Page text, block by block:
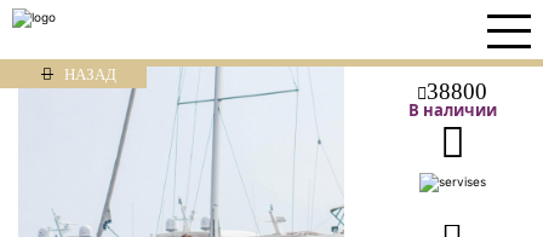
НАЗАД
38800
В наличии